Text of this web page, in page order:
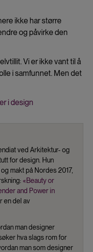
ikke har større
og påvirke den
Vi er ikke vant til å
i samfunnet. Men det
i design
ved Arkitektur- og
for design. Hun
makt på Nordes 2017,
«Beauty or
and Power in
en del av
man designer
hva slags rom for
man som designer